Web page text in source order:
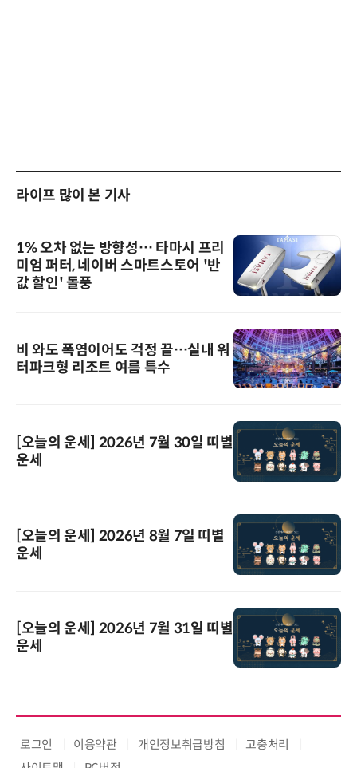
라이프 많이 본 기사
1% 오차 없는 방향성… 타마시 프리
미엄 퍼터, 네이버 스마트스토어 '반
값 할인' 돌풍
비 와도 폭염이어도 걱정 끝…실내 워
터파크형 리조트 여름 특수
[오늘의 운세] 2026년 7월 30일 띠별
운세
[오늘의 운세] 2026년 8월 7일 띠별
운세
[오늘의 운세] 2026년 7월 31일 띠별
운세
로그인 이용약관 개인정보취급방침
고충처리